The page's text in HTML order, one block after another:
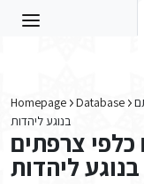
Homepage Database
בנוגע ליהדות
צרפתים
ליהדות